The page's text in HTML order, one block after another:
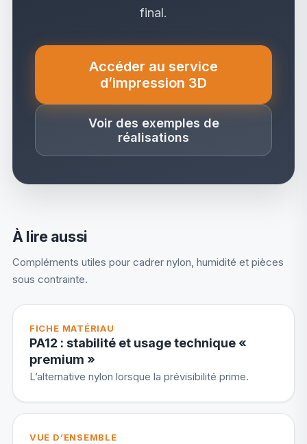
final.
Accéder au service
d’impression 3D
(nouvel onglet)
Voir des exemples de
réalisations
À lire aussi
Compléments utiles pour cadrer nylon, humidité et pièces
sous contrainte.
FICHE MATÉRIAU
PA12 : stabilité et usage technique «
premium »
L’alternative nylon lorsque la prévisibilité prime.
VUE D’ENSEMBLE